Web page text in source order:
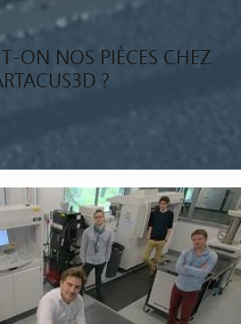
ON NOS PIÈCES CHEZ
?